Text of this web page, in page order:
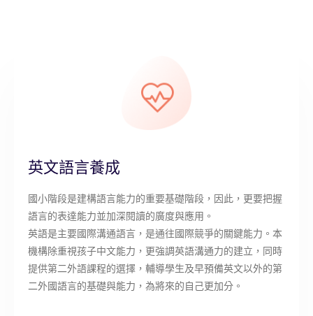
英文語言養成
國小階段是建構語言能力的重要基礎階段，因此，更要把握
語言的表達能力並加深閱讀的廣度與應用。
英語是主要國際溝通語言，是通往國際競爭的關鍵能力。本
機構除重視孩子中文能力，更強調英語溝通力的建立，同時
提供第二外語課程的選擇，輔導學生及早預備英文以外的第
二外國語言的基礎與能力，為將來的自己更加分。